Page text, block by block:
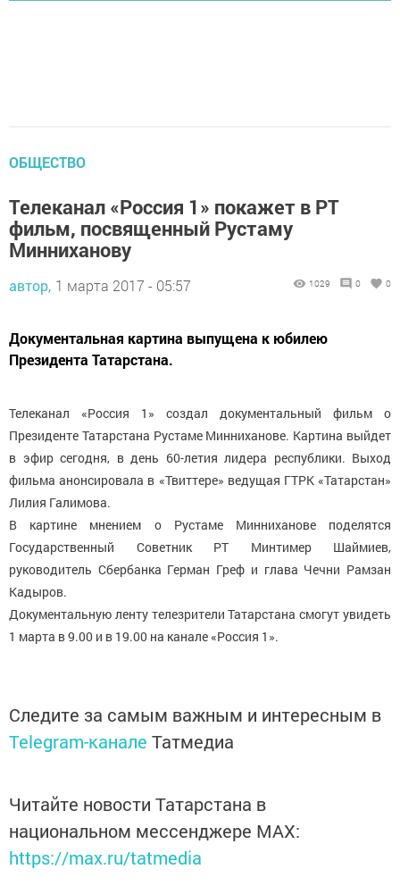
ОБЩЕСТВО
Телеканал «Россия 1» покажет в РТ
фильм, посвященный Рустаму
Минниханову
автор, 1 марта 2017 - 05:57 1029 0 0
Документальная картина выпущена к юбилею
Президента Татарстана.
Телеканал «Россия 1» создал документальный фильм о
Президенте Татарстана Рустаме Минниханове. Картина выйдет
в эфир сегодня, в день 60-летия лидера республики. Выход
фильма анонсировала в «Твиттере» ведущая ГТРК «Татарстан»
Лилия Галимова.
В картине мнением о Рустаме Минниханове поделятся
Государственный Советник РТ Минтимер Шаймиев,
руководитель Сбербанка Герман Греф и глава Чечни Рамзан
Кадыров.
Документальную ленту телезрители Татарстана смогут увидеть
1 марта в 9.00 и в 19.00 на канале «Россия 1».
Следите за самым важным и интересным в
Telegram-канале Татмедиа
Читайте новости Татарстана в
национальном мессенджере MАХ:
https://max.ru/tatmedia